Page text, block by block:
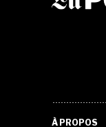
À PROPOS